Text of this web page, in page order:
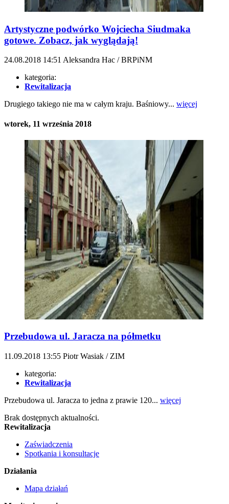
Artystyczne podwórko Wojciecha Siudmaka
gotowe. Zobacz, jak wyglądają!
24.08.2018 14:51 Aleksandra Hac / BRPiNM
kategoria:
Rewitalizacja
Drugiego takiego nie ma w całym kraju. Baśniowy... więcej
wtorek, 11 września 2018
Przebudowa ul. Jaracza na półmetku
11.09.2018 13:55 Piotr Wasiak / ZIM
kategoria:
Rewitalizacja
Przebudowa ul. Jaracza to jedna z prawie 120... więcej
Brak dostępnych aktualności.
Rewitalizacja
Zaświadczenia
Spotkania i konsultacje
Działania
Mapa działań